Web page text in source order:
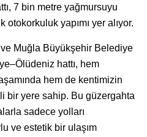
7 bin metre yağmursuyu
otokorkuluk yapımı yer alıyor.
Muğla Büyükşehir Belediye
hattı, hem
hem de kentimizin
bir yere sahip. Bu güzergahta
sadece yolları
ve estetik bir ulaşım